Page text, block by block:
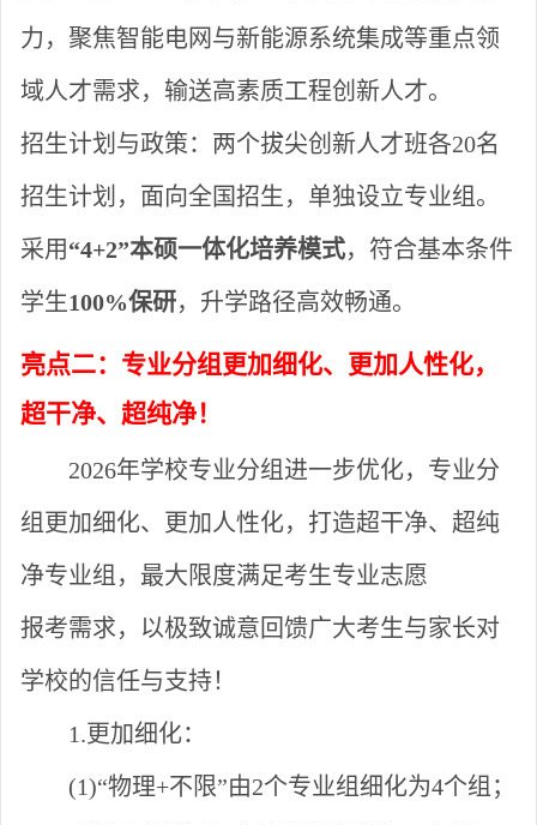
力，聚焦智能电网与新能源系统集成等重点领
域人才需求，输送高素质工程创新人才。
招生计划与政策： 两个拔尖创新人才班各20名
招生计划，面向全国招生，单独设立专业组。
采用“4+2”本硕一体化培养模式，符合基本条件
学生100%保研，升学路径高效畅通。
亮点二：专业分组更加细化、 更加人性化，
超干净、超纯净！
2026年学校专业分组进一步优化，专业分
组更加细化、更加人性化，打造超干净、超纯
净专业组，最大限度满足考生专业志愿
报考需求，以极致诚意回馈广大考生与家长对
学校的信任与支持！
1.更加细化：
(1)“物理+不限”由2个专业组细化为4个组；